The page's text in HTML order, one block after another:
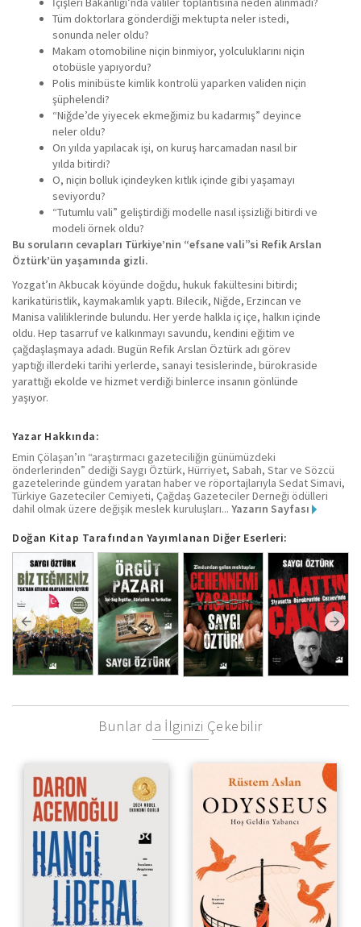
Tüm doktorlara gönderdiği mektupta neler istedi,
sonunda neler oldu?
Makam otomobiline niçin binmiyor, yolculuklarını niçin
otobüsle yapıyordu?
Polis minibüste kimlik kontrolü yaparken validen niçin
şüphelendi?
“Niğde’de yiyecek ekmeğimiz bu kadarmış” deyince
neler oldu?
On yılda yapılacak işi, on kuruş harcamadan nasıl bir
yılda bitirdi?
O, niçin bolluk içindeyken kıtlık içinde gibi yaşamayı
seviyordu?
“Tutumlu vali” geliştirdiği modelle nasıl işsizliği bitirdi ve
modeli örnek oldu?
Bu soruların cevapları Türkiye’nin “efsane vali”si Refik Arslan
Öztürk’ün yaşamında gizli.
Yozgat’ın Akbucak köyünde doğdu, hukuk fakültesini bitirdi;
karikatüristlik, kaymakamlık yaptı. Bilecik, Niğde, Erzincan ve
Manisa valiliklerinde bulundu. Her yerde halkla iç içe, halkın içinde
oldu. Hep tasarruf ve kalkınmayı savundu, kendini eğitim ve
çağdaşlaşmaya adadı. Bugün Refik Arslan Öztürk adı görev
yaptığı illerdeki tarihi yerlerde, sanayi tesislerinde, bürokraside
yarattığı ekolde ve hizmet verdiği binlerce insanın gönlünde
yaşıyor.
Yazar Hakkında:
Emin Çölaşan’ın “araştırmacı gazeteciliğin günümüzdeki
önderlerinden” dediği Saygı Öztürk, Hürriyet, Sabah, Star ve Sözcü
gazetelerinde gündem yaratan haber ve röportajlarıyla Sedat Simavi,
Türkiye Gazeteciler Cemiyeti, Çağdaş Gazeteciler Derneği ödülleri
dahil olmak üzere değişik meslek kuruluşları... Yazarın Sayfası
Doğan Kitap Tarafından Yayımlanan Diğer Eserleri:
Bunlar da İlginizi Çekebilir
Hoş Geldin Yabancı